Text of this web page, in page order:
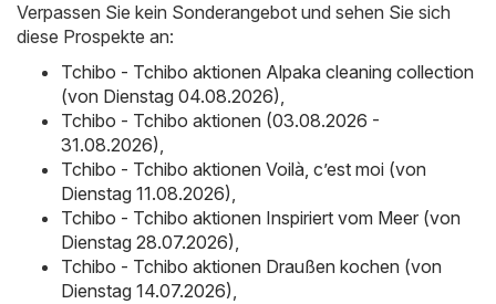
Verpassen Sie kein Sonderangebot und sehen Sie sich
diese Prospekte an:
Tchibo - Tchibo aktionen Alpaka cleaning collection
(von Dienstag 04.08.2026),
Tchibo - Tchibo aktionen (03.08.2026 -
31.08.2026),
Tchibo - Tchibo aktionen Voilà, c’est moi (von
Dienstag 11.08.2026),
Tchibo - Tchibo aktionen Inspiriert vom Meer (von
Dienstag 28.07.2026),
Tchibo - Tchibo aktionen Draußen kochen (von
Dienstag 14.07.2026),